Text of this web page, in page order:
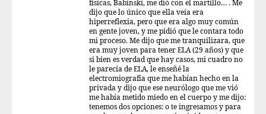
físicas, Babinski, me dió con el martillo… . Me
dijo que lo único que ella veía era
hiperreflexia, pero que era algo muy común
en gente joven, y me pidió que le contara todo
mi proceso. Me dijo que me tranquilizara, que
era muy joven para tener ELA (29 años) y que
si bien es verdad que hay casos, mi cuadro no
le parecía de ELA, le enseñé la
electromiografía que me habían hecho en la
privada y dijo que ese neurólogo que me vió
me había metido miedo en el cuerpo y me dijo:
tenemos dos opciones: o te ingresamos y para